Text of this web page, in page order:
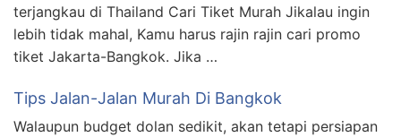
terjangkau di Thailand Cari Tiket Murah Jikalau ingin
lebih tidak mahal, Kamu harus rajin rajin cari promo
tiket Jakarta-Bangkok. Jika …
Tips Jalan-Jalan Murah Di Bangkok
Walaupun budget dolan sedikit, akan tetapi persiapan